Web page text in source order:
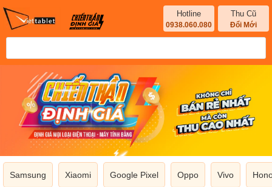
Hotline
0938.060.080
Thu Cũ
Đổi Mới
Samsung Xiaomi Google Pixel Oppo Vivo